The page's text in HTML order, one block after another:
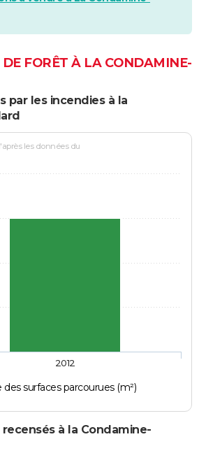
DE FORÊT À LA CONDAMINE-
par les incendies à la
les données du
surfaces parcourues (m²)
2012
à la Condamine-